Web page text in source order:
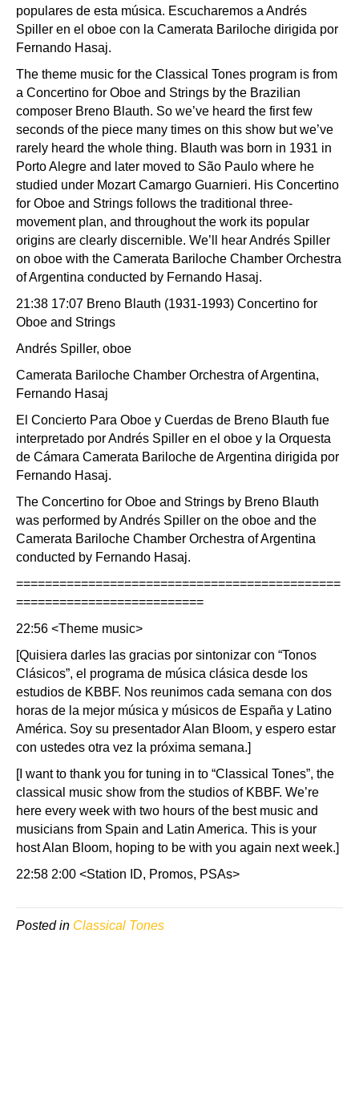
populares de esta música. Escucharemos a Andrés
Spiller en el oboe con la Camerata Bariloche dirigida por
Fernando Hasaj.
The theme music for the Classical Tones program is from
a Concertino for Oboe and Strings by the Brazilian
composer Breno Blauth. So we’ve heard the first few
seconds of the piece many times on this show but we’ve
rarely heard the whole thing. Blauth was born in 1931 in
Porto Alegre and later moved to São Paulo where he
studied under Mozart Camargo Guarnieri. His Concertino
for Oboe and Strings follows the traditional three-
movement plan, and throughout the work its popular
origins are clearly discernible. We’ll hear Andrés Spiller
on oboe with the Camerata Bariloche Chamber Orchestra
of Argentina conducted by Fernando Hasaj.
21:38 17:07 Breno Blauth (1931-1993) Concertino for
Oboe and Strings
Andrés Spiller, oboe
Camerata Bariloche Chamber Orchestra of Argentina,
Fernando Hasaj
El Concierto Para Oboe y Cuerdas de Breno Blauth fue
interpretado por Andrés Spiller en el oboe y la Orquesta
de Cámara Camerata Bariloche de Argentina dirigida por
Fernando Hasaj.
The Concertino for Oboe and Strings by Breno Blauth
was performed by Andrés Spiller on the oboe and the
Camerata Bariloche Chamber Orchestra of Argentina
conducted by Fernando Hasaj.
=============================================
==========================
22:56 <Theme music>
[Quisiera darles las gracias por sintonizar con “Tonos
Clásicos”, el programa de música clásica desde los
estudios de KBBF. Nos reunimos cada semana con dos
horas de la mejor música y músicos de España y Latino
América. Soy su presentador Alan Bloom, y espero estar
con ustedes otra vez la próxima semana.]
[I want to thank you for tuning in to “Classical Tones”, the
classical music show from the studios of KBBF. We’re
here every week with two hours of the best music and
musicians from Spain and Latin America. This is your
host Alan Bloom, hoping to be with you again next week.]
22:58 2:00 <Station ID, Promos, PSAs>
Posted in Classical Tones